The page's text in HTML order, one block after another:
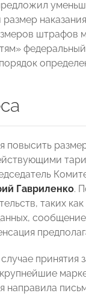
размер
штрафов
повысить
Гавриленко.
таких
направила